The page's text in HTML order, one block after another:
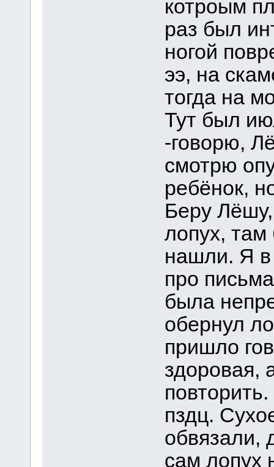
котроым
раз был
ногой
ээ, на
тогда на
Тут был
-говорю,
смотрю
ребёнок,
Беру
лопух,
нашли. Я в
про
была
обернул
пришло
здоровая,
пздц.
обвязали,
сам лопух